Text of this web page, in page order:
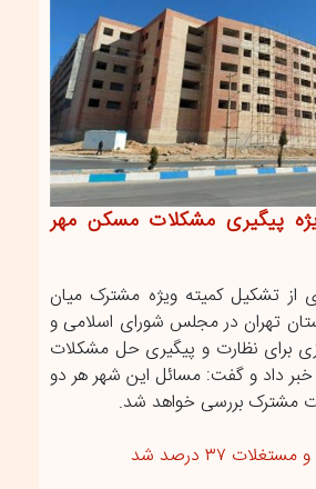
پیگیری مشکلات مسکن مهر
از تشکیل کمیته ویژه مشترک میان
تهران در مجلس شورای اسلامی و
برای نظارت و پیگیری حل مشکلات
داد و گفت: مسائل این شهر هر دو
مشترک بررسی خواهد شد.
۳۷ درصد شد